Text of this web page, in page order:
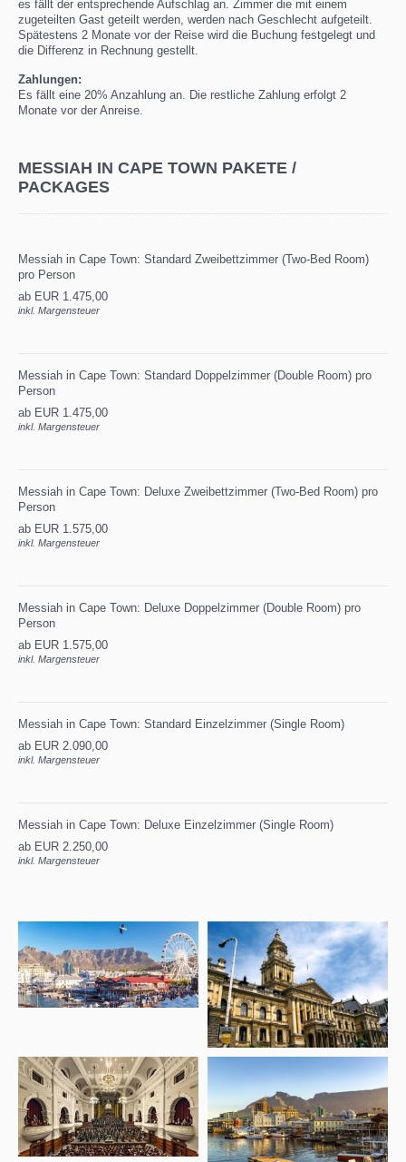
es fällt der entsprechende Aufschlag an. Zimmer die mit einem
zugeteilten Gast geteilt werden, werden nach Geschlecht aufgeteilt.
Spätestens 2 Monate vor der Reise wird die Buchung festgelegt und
die Differenz in Rechnung gestellt.
Zahlungen:
Es fällt eine 20% Anzahlung an. Die restliche Zahlung erfolgt 2
Monate vor der Anreise.
MESSIAH IN CAPE TOWN PAKETE /
PACKAGES
Messiah in Cape Town: Standard Zweibettzimmer (Two-Bed Room)
pro Person
ab EUR 1.475,00
inkl. Margensteuer
Messiah in Cape Town: Standard Doppelzimmer (Double Room) pro
Person
ab EUR 1.475,00
inkl. Margensteuer
Messiah in Cape Town: Deluxe Zweibettzimmer (Two-Bed Room) pro
Person
ab EUR 1.575,00
inkl. Margensteuer
Messiah in Cape Town: Deluxe Doppelzimmer (Double Room) pro
Person
ab EUR 1.575,00
inkl. Margensteuer
Messiah in Cape Town: Standard Einzelzimmer (Single Room)
ab EUR 2.090,00
inkl. Margensteuer
Messiah in Cape Town: Deluxe Einzelzimmer (Single Room)
ab EUR 2.250,00
inkl. Margensteuer